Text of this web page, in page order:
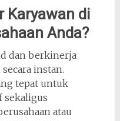
Karyawan di
Anda?
dan berkinerja
instan.
tepat untuk
atau